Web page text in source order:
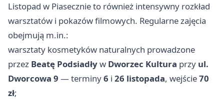
Listopad w Piasecznie to również intensywny rozkład
warsztatów i pokazów filmowych. Regularne zajęcia
obejmują m.in.:
warsztaty kosmetyków naturalnych prowadzone
przez Beatę Podsiadływ Dworzec Kultura przy ul.
Dworcowa 9 — terminy6 i 26 listopada, wejście70
zł;